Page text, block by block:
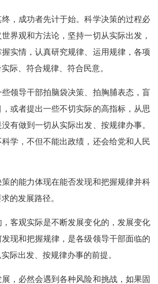
成功者先计于始。科学决策的过程必
界观和方法论，坚持一切从实际出发，
实情，认真研究规律、运用规律，各项
际、符合规律、符合民意。
导干部拍脑袋决策、拍胸脯表态，盲
或者提出一些不切实际的高指标，从思
有做到一切从实际出发、按规律办事。
学，不但不能出政绩，还会给党和人民
能力体现在能否发现和把握规律并科
的发展路径。
观实际是不断发展变化的，发展变化
现和把握规律，是各级领导干部面临的
际出发、按规律办事的前提。
必然会遇到各种风险和挑战，如果固